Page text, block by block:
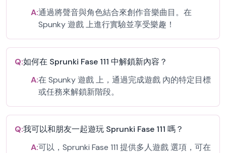
A:通過將聲音與角色結合來創作音樂曲目。在
Spunky 遊戲 上進行實驗並享受樂趣！
Q:如何在 Sprunki Fase 111 中解鎖新內容？
A:在 Spunky 遊戲 上，通過完成遊戲 內的特定目標
或任務來解鎖新階段。
Q:我可以和朋友一起遊玩 Sprunki Fase 111 嗎？
A:可以，Sprunki Fase 111 提供多人遊戲 選項，可在